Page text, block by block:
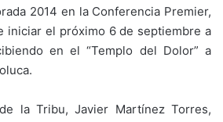
2014 en la Conferencia Premier,
iniciar el próximo 6 de septiembre a
en el “Templo del Dolor” a
la Tribu, Javier Martínez Torres,